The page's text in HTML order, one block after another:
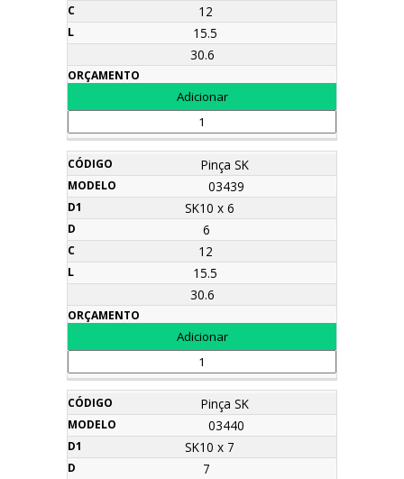
12
15.5
30.6
Pinça SK
03439
SK10 x 6
6
12
15.5
30.6
Pinça SK
03440
SK10 x 7
7